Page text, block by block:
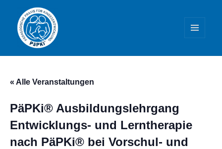
WIDGETS
« Alle Veranstaltungen
PäPKi® Ausbildungslehrgang
Entwicklungs- und Lerntherapie
nach PäPKi® bei Vorschul- und